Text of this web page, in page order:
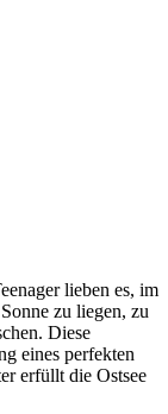
lieben es, im
zu liegen, zu
Diese
eines perfekten
erfüllt die Ostsee